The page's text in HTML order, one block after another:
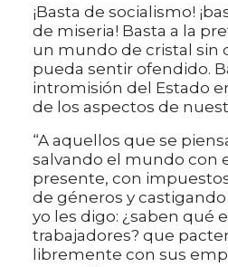
¡Basta de socialismo!
de miseria! Basta a la
un mundo de cristal sin
pueda sentir ofendido.
intromisión del Estado
de los aspectos de
“A aquellos que se
salvando el mundo con
presente, con
de géneros y
yo les digo: ¿saben qué
trabajadores? que
libremente con sus